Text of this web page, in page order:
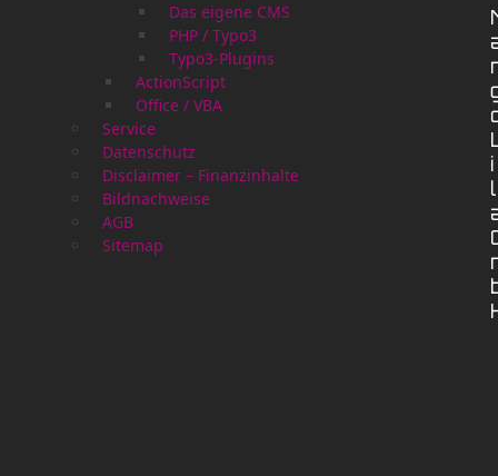
Das eigene CMS
PHP / Typo3
Typo3-Plugins
ActionScript
Office / VBA
Service
Datenschutz
Disclaimer – Finanzinhalte
Bildnachweise
AGB
Sitemap
i
l